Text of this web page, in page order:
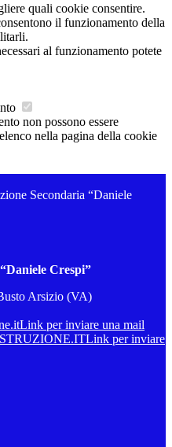
quali cookie consentire.
il funzionamento della
al funzionamento potete
non possono essere
nella pagina della cookie
Secondaria “Daniele
Crespi”
Arsizio (VA)
Link per inviare una mail
Link per inviare